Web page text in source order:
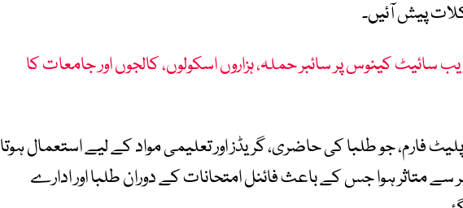
پیش آئیں۔
سائیٹ کینوس پر سائبر حملہ، ہزاروں اسکولوں، کالجوں اور جامعات کا
فارم، جو طلبا کی حاضری، گریڈز اور تعلیمی مواد کے لیے استعمال ہوتا
سے متاثر ہوا جس کے باعث فائنل امتحانات کے دوران طلبا اور ادارے